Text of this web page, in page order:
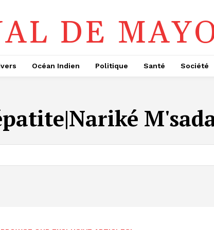
DE
Océan Indien Politique Santé Société